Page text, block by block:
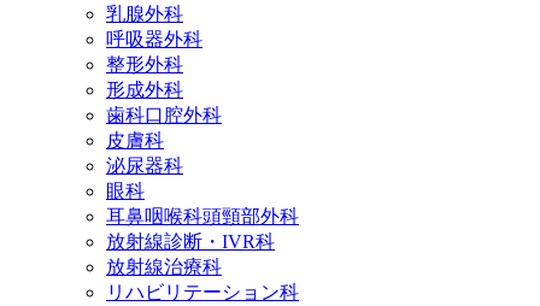
乳腺外科
呼吸器外科
整形外科
形成外科
歯科口腔外科
皮膚科
泌尿器科
眼科
耳鼻咽喉科頭頸部外科
放射線診断・IVR科
放射線治療科
リハビリテーション科